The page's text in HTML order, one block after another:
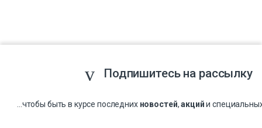
Подпишитесь на рассылку
...чтобы быть в курсе последних новостей,акцийи